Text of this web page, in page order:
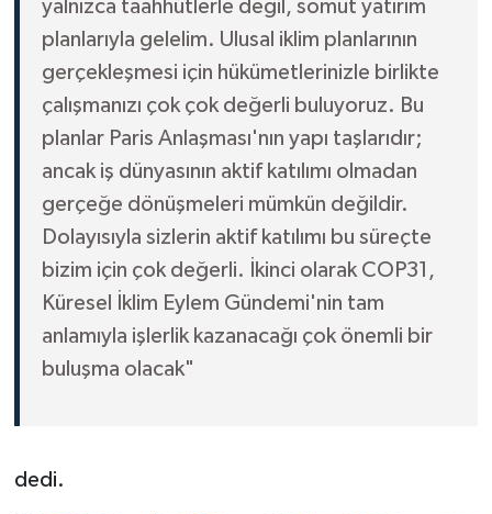
yalnızca taahhütlerle değil, somut yatırım
planlarıyla gelelim. Ulusal iklim planlarının
gerçekleşmesi için hükümetlerinizle birlikte
çalışmanızı çok çok değerli buluyoruz. Bu
planlar Paris Anlaşması'nın yapı taşlarıdır;
ancak iş dünyasının aktif katılımı olmadan
gerçeğe dönüşmeleri mümkün değildir.
Dolayısıyla sizlerin aktif katılımı bu süreçte
bizim için çok değerli. İkinci olarak COP31,
Küresel İklim Eylem Gündemi'nin tam
anlamıyla işlerlik kazanacağı çok önemli bir
buluşma olacak"
dedi.